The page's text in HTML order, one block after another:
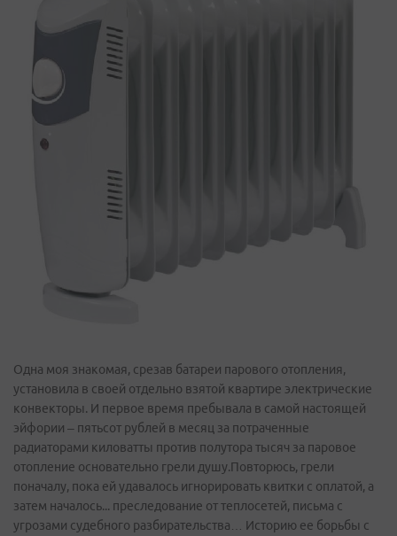
Одна моя знакомая, срезав батареи парового отопления,
установила в своей отдельно взятой квартире электрические
конвекторы. И первое время пребывала в самой настоящей
эйфории – пятьсот рублей в месяц за потраченные
радиаторами киловатты против полутора тысяч за паровое
отопление основательно грели душу.Повторюсь, грели
поначалу, пока ей удавалось игнорировать квитки с оплатой, а
затем началось... преследование от теплосетей, письма с
угрозами судебного разбирательства… Историю ее борьбы с